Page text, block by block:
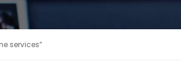
services”